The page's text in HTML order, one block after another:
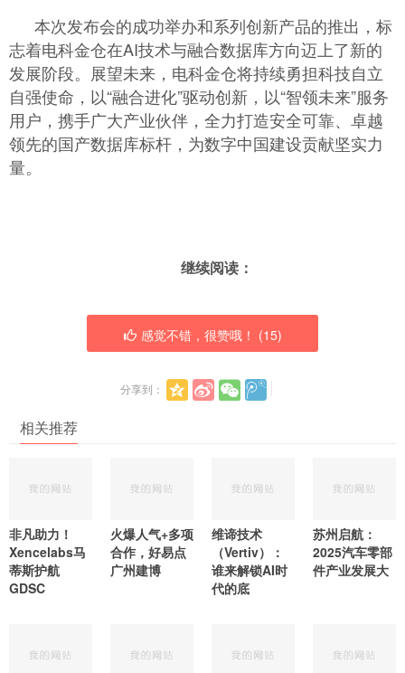
本次发布会的成功举办和系列创新产品的推出，标
志着电科金仓在AI技术与融合数据库方向迈上了新的
发展阶段。展望未来，电科金仓将持续勇担科技自立
自强使命，以“融合进化”驱动创新，以“智领未来”服务
用户，携手广大产业伙伴，全力打造安全可靠、卓越
领先的国产数据库标杆，为数字中国建设贡献坚实力
量。
继续阅读：
感觉不错，很赞哦！ (15)
分享到：
相关推荐
非凡助力！
Xencelabs马
蒂斯护航
GDSC
火爆人气+多项
合作，好易点
广州建博
维谛技术
（Vertiv）：
谁来解锁AI时
代的底
苏州启航：
2025汽车零部
件产业发展大